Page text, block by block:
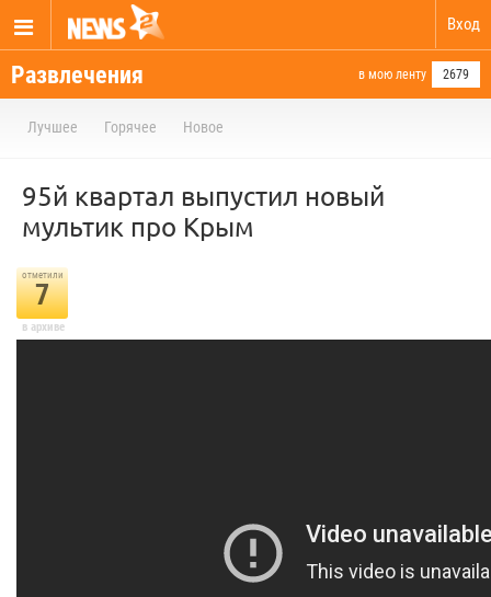
Вход
Развлечения в мою ленту 2679
Лучшее Горячее Новое
95й квартал выпустил новый
мультик про Крым
отметили
7
в архиве